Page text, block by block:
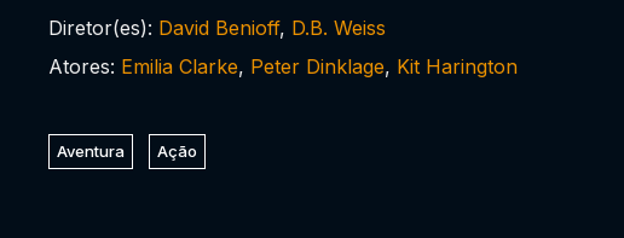
Diretor(es): David Benioff, D.B. Weiss
Atores: Emilia Clarke, Peter Dinklage, Kit Harington
Aventura Ação